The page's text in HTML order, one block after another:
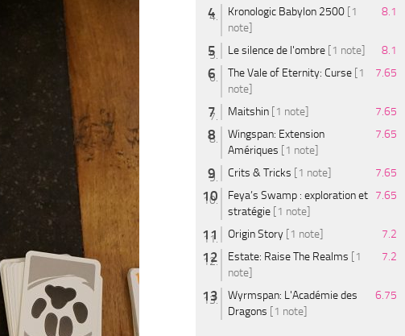
Kronologic Babylon 2500 [1
note]
8.1
Le silence de l'ombre [1 note]
8.1
The Vale of Eternity: Curse [1
note]
7.65
Maitshin [1 note]
7.65
Wingspan: Extension
Amériques [1 note]
7.65
Crits & Tricks [1 note]
7.65
Feya’s Swamp : exploration et
stratégie [1 note]
7.65
Origin Story [1 note]
7.2
Estate: Raise The Realms [1
note]
7.2
Wyrmspan: L'Académie des
Dragons [1 note]
6.75